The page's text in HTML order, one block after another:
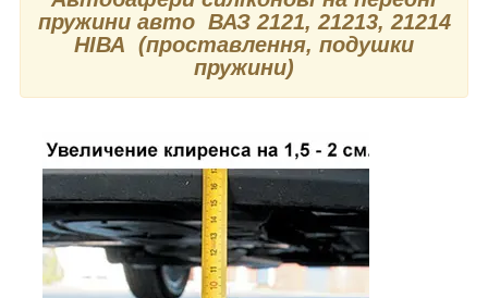
пружини авто ВАЗ 2121, 21213, 21214
НІВА (проставлення, подушки
пружини)